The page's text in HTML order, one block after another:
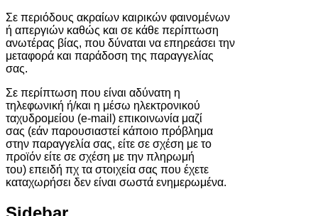
Σε περιόδους ακραίων καιρικών φαινομένων
ή απεργιών καθώς και σε κάθε περίπτωση
ανωτέρας βίας, που δύναται να επηρεάσει την
μεταφορά και παράδοση της παραγγελίας
σας.
Σε περίπτωση που είναι αδύνατη η
τηλεφωνική ή/και η μέσω ηλεκτρονικού
ταχυδρομείου (e-mail) επικοινωνία μαζί
σας (εάν παρουσιαστεί κάποιο πρόβλημα
στην παραγγελία σας, είτε σε σχέση με το
προϊόν είτε σε σχέση με την πληρωμή
του) επειδή πχ τα στοιχεία σας που έχετε
καταχωρήσει δεν είναι σωστά ενημερωμένα.